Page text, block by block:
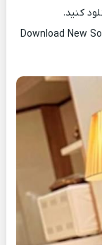
کنید.
Download New